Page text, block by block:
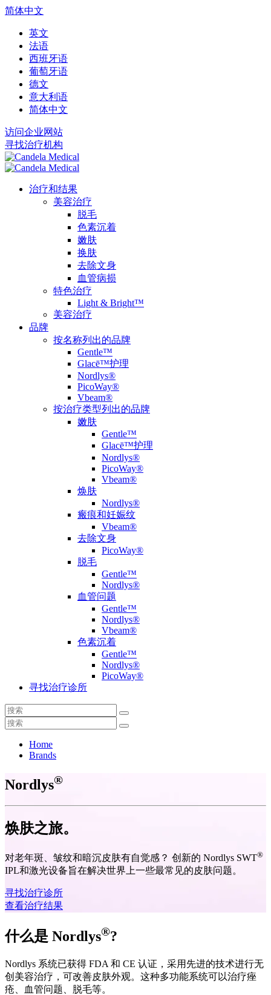
简体中文
英文
法语
西班牙语
葡萄牙语
德文
意大利语
简体中文
访问企业网站
寻找治疗机构
治疗和结果
美容治疗
脱毛
色素沉着
嫩肤
换肤
去除文身
血管病损
特色治疗
Light & Bright™
美容治疗
品牌
按名称列出的品牌
Gentle™
Glacē™护理
Nordlys®
PicoWay®
Vbeam®
按治疗类型列出的品牌
嫩肤
Gentle™
Glacē™护理
Nordlys®
PicoWay®
Vbeam®
焕肤
Nordlys®
瘢痕和妊娠纹
Vbeam®
去除文身
PicoWay®
脱毛
Gentle™
Nordlys®
血管问题
Gentle™
Nordlys®
Vbeam®
色素沉着
Gentle™
Nordlys®
PicoWay®
寻找治疗诊所
Home
Brands
Nordlys®
焕肤之旅。
对老年斑、皱纹和暗沉皮肤有自觉感？ 创新的 Nordlys SWT®
IPL和激光设备旨在解决世界上一些最常见的皮肤问题。
寻找治疗诊所
查看治疗结果
什么是 Nordlys®?
Nordlys 系统已获得 FDA 和 CE 认证，采用先进的技术进行无
创美容治疗，可改善皮肤外观。这种多功能系统可以治疗痤
疮、血管问题、脱毛等。